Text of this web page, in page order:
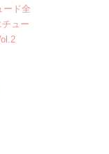
ード全
ュー